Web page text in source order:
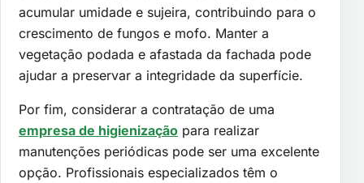
acumular umidade e sujeira, contribuindo para o
crescimento de fungos e mofo. Manter a
vegetação podada e afastada da fachada pode
ajudar a preservar a integridade da superfície.
Por fim, considerar a contratação de uma
empresa de higienização para realizar
manutenções periódicas pode ser uma excelente
opção. Profissionais especializados têm o